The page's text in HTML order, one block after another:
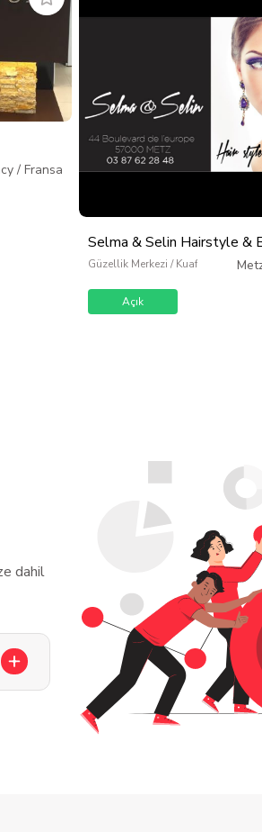
/ Fransa
Selma & Selin Hairstyle &
Güzellik Merkezi / Kuaför / Kişisel
Açık
dahil